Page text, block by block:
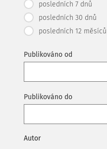
posledních 7 dnů
posledních 30 dnů
posledních 12 měsíců
Publikováno od
Publikováno do
Autor